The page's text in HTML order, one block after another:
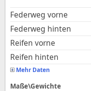
Federweg vorne
Federweg hinten
Reifen vorne
Reifen hinten
Mehr Daten
Maße\Gewichte